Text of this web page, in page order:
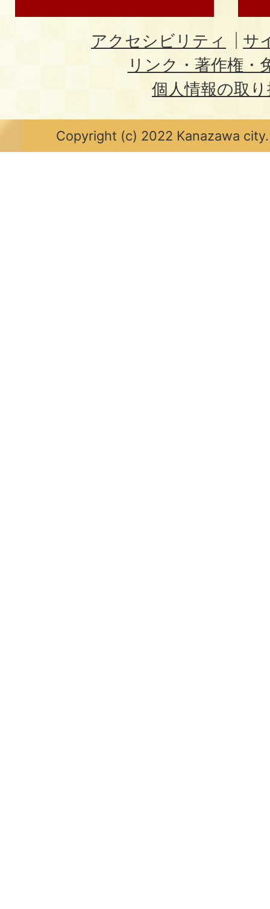
アクセシビリティ
サ
リンク・著作権・
個人情報の取
Copyright (c) 2022 Kanazawa